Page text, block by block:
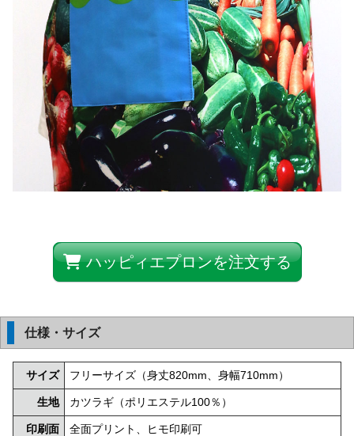
ハッピィエプロンを注文する
仕様・サイズ
サイズ フリーサイズ（身丈820mm、身幅710mm）
生地 カツラギ（ポリエステル100％）
印刷面 全面プリント、ヒモ印刷可